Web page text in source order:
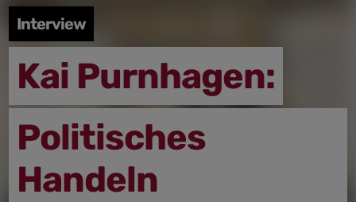
Interview
Kai Purnhagen:
Politisches
Handeln